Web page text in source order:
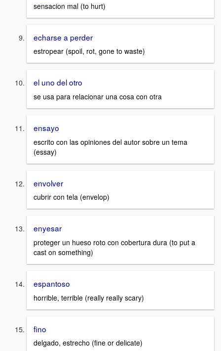
sensacion mal (to hurt)
echarse a perder
estropear (spoil, rot, gone to waste)
el uno del otro
se usa para relacionar una cosa con otra
ensayo
escrito con las opiniones del autor sobre un tema
(essay)
envolver
cubrir con tela (envelop)
enyesar
proteger un hueso roto con cobertura dura (to put a
cast on something)
espantoso
horrible, terrible (really really scary)
fino
delgado, estrecho (fine or delicate)